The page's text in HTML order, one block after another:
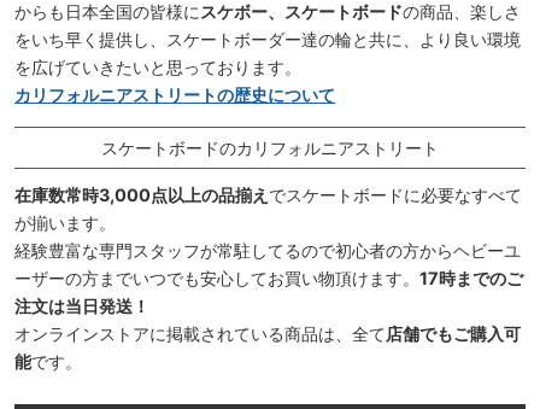
からも日本全国の皆様に スケボー、スケートボードの商品、楽しさ
をいち早く提供し、スケートボーダー達の輪と共に、より良い環境
を広げていきたいと思っております。
カリフォルニアストリートの歴史について
スケートボードのカリフォルニアストリート
在庫数常時3,000点以上の品揃え でスケートボードに必要なすべて
が揃います。
経験豊富な専門スタッフが常駐してるので初心者の方からヘビーユ
ーザーの方までいつでも安心してお買い物頂けます。 17時までのご
注文は当日発送！
オンラインストアに掲載されている商品は、全て店舗でもご購入可
能です。